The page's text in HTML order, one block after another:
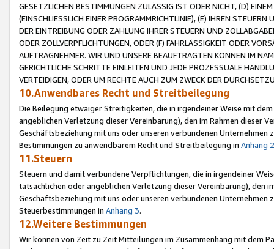
GESETZLICHEN BESTIMMUNGEN ZULÄSSIG IST ODER NICHT, (D)
(EINSCHLIESSLICH EINER PROGRAMMRICHTLINIE), (E) IHREN
DER EINTREIBUNG ODER ZAHLUNG IHRER STEUERN UND
ODER ZOLLVERPFLICHTUNGEN, ODER (F) FAHRLÄSSIGKEIT ODER
AUFTRAGNEHMER. WIR UND UNSERE BEAUFTRAGTEN KÖNNEN IM
GERICHTLICHE SCHRITTE EINLEITEN UND JEDE PROZESSUALE
VERTEIDIGEN, ODER UM RECHTE AUCH ZUM ZWECK DER
10.Anwendbares Recht und Streitbeilegung
Die Beilegung etwaiger Streitigkeiten, die in irgendeiner Weise mit
angeblichen Verletzung dieser Vereinbarung), den im Rahmen dieser
Geschäftsbeziehung mit uns oder unseren verbundenen
Bestimmungen zu anwendbarem Recht und Streitbeilegung in Anhang 2
11.Steuern
Steuern und damit verbundene Verpflichtungen, die in irgendeiner
tatsächlichen oder angeblichen Verletzung dieser Vereinbarung), den
Geschäftsbeziehung mit uns oder unseren verbundenen
Steuerbestimmungen in Anhang 3.
12.Weitere Bestimmungen
Wir können von Zeit zu Zeit Mitteilungen im Zusammenhang mit dem